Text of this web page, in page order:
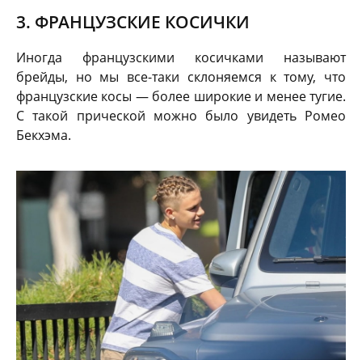
3. ФРАНЦУЗСКИЕ КОСИЧКИ
Иногда французскими косичками называют
брейды, но мы все-таки склоняемся к тому, что
французские косы — более широкие и менее тугие.
С такой прической можно было увидеть Ромео
Бекхэма.